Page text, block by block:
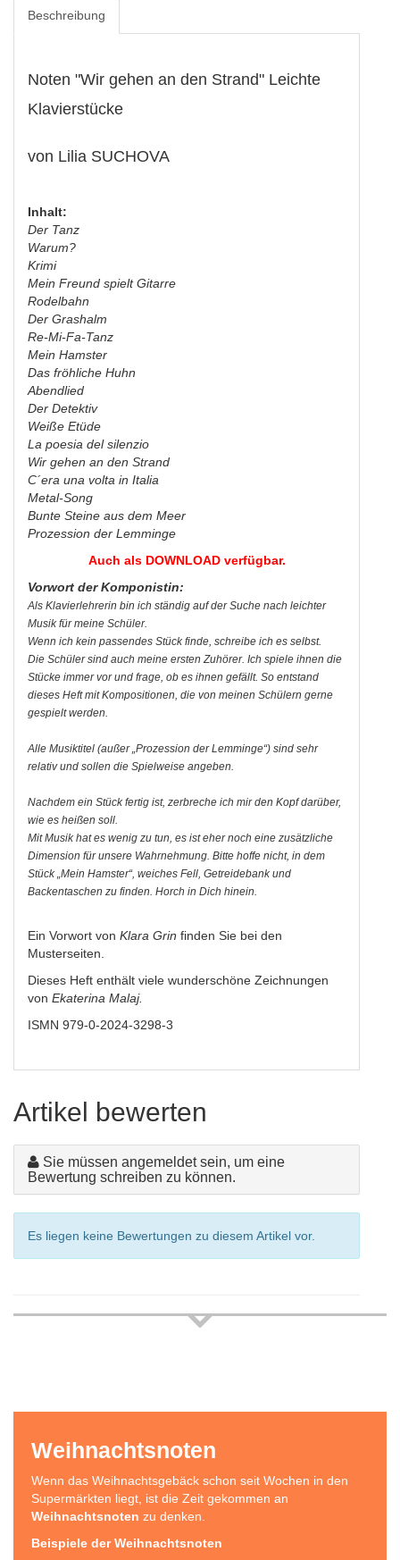
Beschreibung
Noten "Wir gehen an den Strand" Leichte
Klavierstücke
von Lilia SUCHOVA
Inhalt:
Der Tanz
Warum?
Krimi
Mein Freund spielt Gitarre
Rodelbahn
Der Grashalm
Re-Mi-Fa-Tanz
Mein Hamster
Das fröhliche Huhn
Abendlied
Der Detektiv
Weiße Etüde
La poesia del silenzio
Wir gehen an den Strand
C´era una volta in Italia
Metal-Song
Bunte Steine aus dem Meer
Prozession der Lemminge
Auch als DOWNLOAD verfügbar.
Vorwort der Komponistin:
Als Klavierlehrerin bin ich ständig auf der Suche nach leichter
Musik für meine Schüler.
Wenn ich kein passendes Stück finde, schreibe ich es selbst.
Die Schüler sind auch meine ersten Zuhörer. Ich spiele ihnen die
Stücke immer vor und frage, ob es ihnen gefällt. So entstand
dieses Heft mit Kompositionen, die von meinen Schülern gerne
gespielt werden.
Alle Musiktitel (außer „Prozession der Lemminge“) sind sehr
relativ und sollen die Spielweise angeben.
Nachdem ein Stück fertig ist, zerbreche ich mir den Kopf darüber,
wie es heißen soll.
Mit Musik hat es wenig zu tun, es ist eher noch eine zusätzliche
Dimension für unsere Wahrnehmung. Bitte hoffe nicht, in dem
Stück „Mein Hamster“, weiches Fell, Getreidebank und
Backentaschen zu finden. Horch in Dich hinein.
Ein Vorwort von Klara Grin finden Sie bei den
Musterseiten.
Dieses Heft enthält viele wunderschöne Zeichnungen
von Ekaterina Malaj.
ISMN 979-0-2024-3298-3
Artikel bewerten
Sie müssen angemeldet sein, um eine
Bewertung schreiben zu können.
Es liegen keine Bewertungen zu diesem Artikel vor.
Weihnachtsnoten
Wenn das Weihnachtsgebäck schon seit Wochen in den
Supermärkten liegt, ist die Zeit gekommen an
Weihnachtsnoten zu denken.
Beispiele der Weihnachtsnoten